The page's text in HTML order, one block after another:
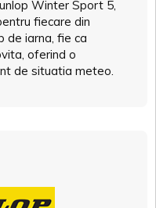
Winter Sport 5,
fiecare din
de iarna, fie ca
oferind o
de situatia meteo.